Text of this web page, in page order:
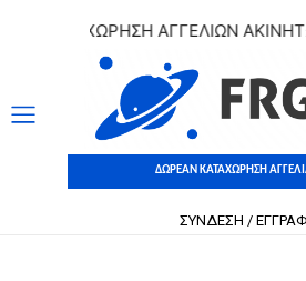
ΚΑΤΑΧΩΡΗΣΗ ΑΓΓΕΛΙΩΝ
ΔΩΡΕΑΝ ΚΑΤΑΧΩΡΗΣΗ
ΣΥΝΔΕΣΗ /